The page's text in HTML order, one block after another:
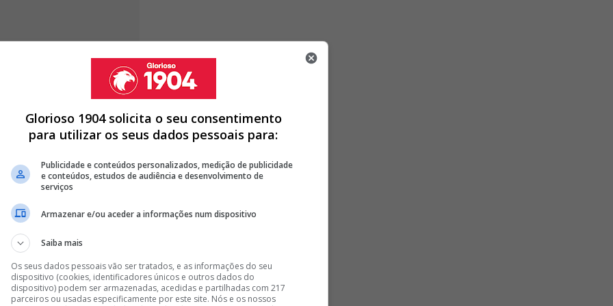
não existe, para já, qualquer acordo fechado
nos próximos dias.A Direção encarnada
tempo, valorizando sobretudo a sua margem de
LANÇA ULTIMATO A SUDAKOV NO BENFICA
NÃO TEM DINHEIRO PARA CONVENCER BENFICA POR TRUBIN
É RISCADO POR MARCO SILVA E ESTÁ DE SAÍDA DO
Glorioso 1904 solicita o seu consentimento
para utilizar os seus dados pessoais para:
Publicidade e conteúdos personalizados, medição de publicidade
e conteúdos, estudos de audiência e desenvolvimento de
serviços
Armazenar e/ou aceder a informações num dispositivo
Saiba mais
Os seus dados pessoais vão ser tratados, e as informações do seu
dispositivo (cookies, identificadores únicos e outros dados do
dispositivo) podem ser armazenadas, acedidas e partilhadas com 217
parceiros ou usadas especificamente por este site. Nós e os nossos